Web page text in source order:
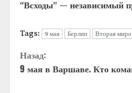
“Всходы” — независимый
Tags: 9 мая Берлин Вторая
Назад:
9 мая в Варшаве. Кто